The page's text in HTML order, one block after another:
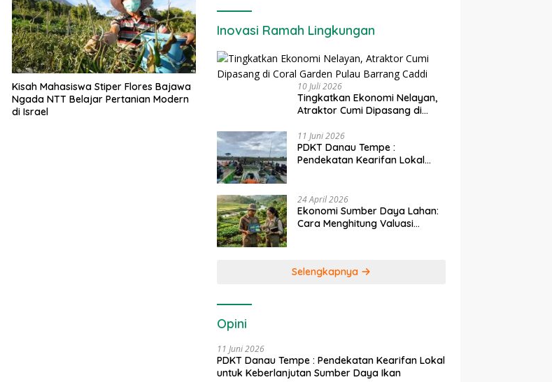
Kisah Mahasiswa Stiper Flores Bajawa
Ngada NTT Belajar Pertanian Modern
di Israel
Inovasi Ramah Lingkungan
10 Juli 2026
Tingkatkan Ekonomi Nelayan,
Atraktor Cumi Dipasang di
Caddi
11 Juni 2026
PDKT Danau Tempe :
Pendekatan Kearifan Lokal
24 April 2026
Ekonomi Sumber Daya Lahan:
Cara Menghitung Valuasi
Selengkapnya
Opini
11 Juni 2026
PDKT Danau Tempe : Pendekatan Kearifan Lokal
untuk Keberlanjutan Sumber Daya Ikan